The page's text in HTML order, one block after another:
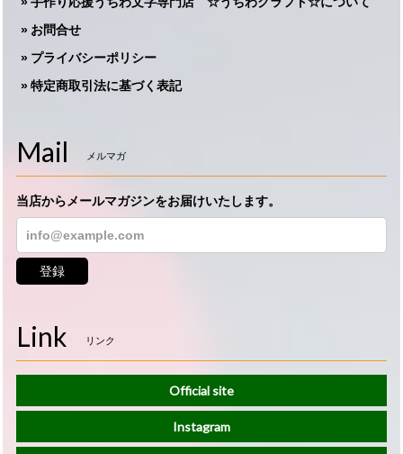
お問合せ
プライバシーポリシー
特定商取引法に基づく表記
Mail メルマガ
当店からメールマガジンをお届けいたします。
登録
Link リンク
Official site
Instagram